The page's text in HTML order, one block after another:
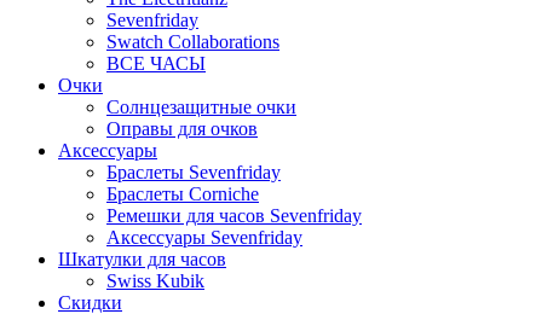
Sevenfriday
Swatch Collaborations
ВСЕ ЧАСЫ
Очки
Солнцезащитные очки
Оправы для очков
Аксессуары
Браслеты Sevenfriday
Браслеты Corniche
Ремешки для часов Sevenfriday
Аксессуары Sevenfriday
Шкатулки для часов
Swiss Kubik
Скидки